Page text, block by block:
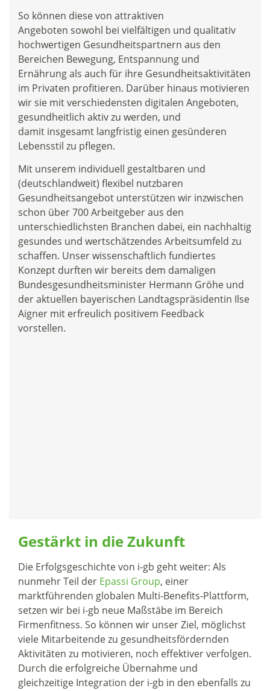
So können diese von attraktiven
Angeboten sowohl bei vielfältigen und qualitativ
hochwertigen Gesundheitspartnern aus den
Bereichen Bewegung, Entspannung und
Ernährung als auch für ihre Gesundheitsaktivitäten
im Privaten profitieren. Darüber hinaus motivieren
wir sie mit verschiedensten digitalen Angeboten,
gesundheitlich aktiv zu werden, und
damit insgesamt langfristig einen gesünderen
Lebensstil zu pflegen.
Mit unserem individuell gestaltbaren und
(deutschlandweit) flexibel nutzbaren
Gesundheitsangebot unterstützen wir inzwischen
schon über 700 Arbeitgeber aus den
unterschiedlichsten Branchen dabei, ein nachhaltig
gesundes und wertschätzendes Arbeitsumfeld zu
schaffen. Unser wissenschaftlich fundiertes
Konzept durften wir bereits dem damaligen
Bundesgesundheitsminister Hermann Gröhe und
der aktuellen bayerischen Landtagspräsidentin Ilse
Aigner mit erfreulich positivem Feedback
vorstellen.
Gestärkt in die Zukunft
Die Erfolgsgeschichte von i-gb geht weiter: Als
nunmehr Teil der Epassi Group, einer
marktführenden globalen Multi-Benefits-Plattform,
setzen wir bei i-gb neue Maßstäbe im Bereich
Firmenfitness. So können wir unser Ziel, möglichst
viele Mitarbeitende zu gesundheitsfördernden
Aktivitäten zu motivieren, noch effektiver verfolgen.
Durch die erfolgreiche Übernahme und
gleichzeitige Integration der i-gb in den ebenfalls zu